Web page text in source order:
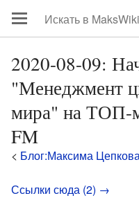
2020-08-09:
"Менеджмент
мира" на ТОП-
FM
< Блог:Максима
Ссылки сюда (2) →